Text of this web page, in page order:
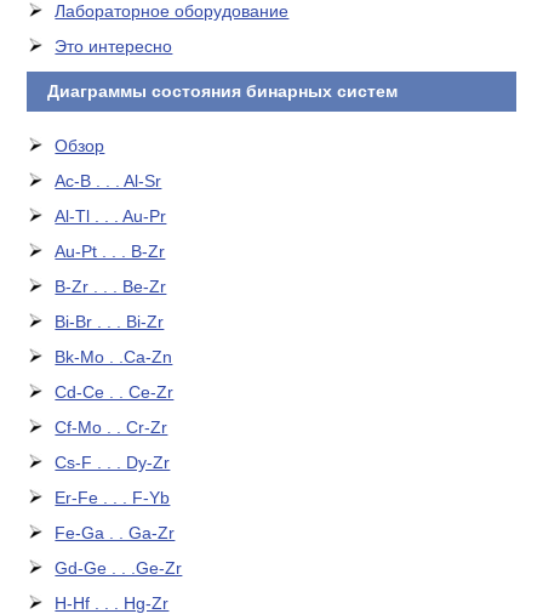
Лабораторное оборудование
Это интересно
Диаграммы состояния бинарных систем
Обзор
Ac-B . . . Al-Sr
Al-Tl . . . Au-Pr
Au-Pt . . . B-Zr
B-Zr . . . Be-Zr
Bi-Br . . . Bi-Zr
Bk-Mo . .Ca-Zn
Cd-Ce . . Ce-Zr
Cf-Mo . . Cr-Zr
Cs-F . . . Dy-Zr
Er-Fe . . . F-Yb
Fe-Ga . . Ga-Zr
Gd-Ge . . .Ge-Zr
H-Hf . . . Hg-Zr